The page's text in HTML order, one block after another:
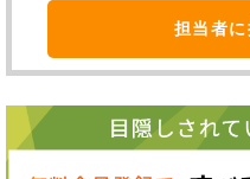
担当者に